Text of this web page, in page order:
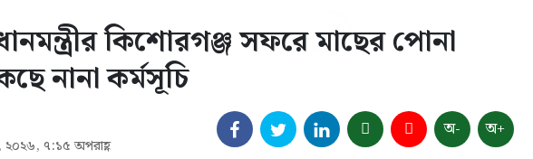
কিশোরগঞ্জ সফরে মাছের পোনা
নানা কর্মসূচি
৭:১৫ অপরাহ্ণ
অ- অ+